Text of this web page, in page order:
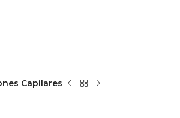
Capilares